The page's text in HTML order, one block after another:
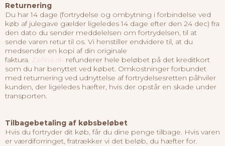
Returnering
Du har 14 dage (fortrydelse og ombytning i forbindelse ved
køb af julegave gælder ligeledes 14 dage efter den 24 dec) fra
den dato du sender meddelelsen om fortrydelsen, til at
sende varen retur til os. Vi henstiller endvidere til, at du
medsender en kopi af din originale
faktura. Zefina.dk refunderer hele beløbet på det kreditkort
som du har benyttet ved købet. Omkostninger forbundet
med returnering ved udnyttelse af fortrydelsesretten påhviler
kunden, der ligeledes hæfter, hvis der opstår en skade under
transporten.
Tilbagebetaling af købsbeløbet
Hvis du fortryder dit køb, får du dine penge tilbage. Hvis varen
er værdiforringet, fratrækker vi det beløb, du hæfter for.